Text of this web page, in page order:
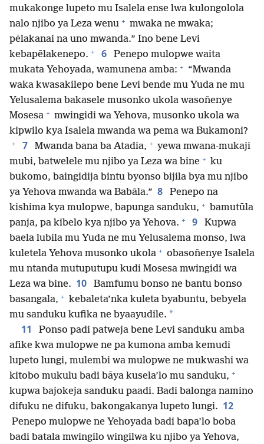
mukakonge lupeto mu Isalela ense lwa kulongolola
nalo njibo ya Leza wenu + mwaka ne mwaka;
pēlakanai na uno mwanda.” Ino bene Levi
kebapēlakenepo. + 6
Penepo mulopwe waita
mukata Yehoyada, wamunena amba: + “Mwanda
waka kwasakilepo bene Levi bende mu Yuda ne mu
Yelusalema bakasele musonko ukola wasoñenye
Mosesa + mwingidi wa Yehova, musonko ukola wa
kipwilo kya Isalela mwanda wa pema wa Bukamoni?
+ 7 Mwanda bana ba Atadia, + yewa mwana-mukaji
mubi, batwelele mu njibo ya Leza wa bine + ku
bukomo, baingidija bintu byonso bijila bya mu njibo
ya Yehova mwanda wa Babāla.” 8
Penepo na
kishima kya mulopwe, bapunga sanduku, + bamutūla
panja, pa kibelo kya njibo ya Yehova. + 9
Kupwa
baela lubila mu Yuda ne mu Yelusalema monso, lwa
kuletela Yehova musonko ukola + obasoñenye Isalela
mu ntanda mutuputupu kudi Mosesa mwingidi wa
Leza wa bine. 10
Bamfumu bonso ne bantu bonso
basangala, + kebaleta’nka kuleta byabuntu, bebyela
mu sanduku kufika ne byaayudile. *
11
Ponso padi patweja bene Levi sanduku amba
afike kwa mulopwe ne pa kumona amba kemudi
lupeto lungi, mulembi wa mulopwe ne mukwashi wa
kitobo mukulu badi bāya kusela’lo mu sanduku, +
kupwa bajokeja sanduku paadi. Badi balonga namino
difuku ne difuku, bakongakanya lupeto lungi. 12
Penepo mulopwe ne Yehoyada badi bapa’lo boba
badi batala mwingilo wingilwa ku njibo ya Yehova,